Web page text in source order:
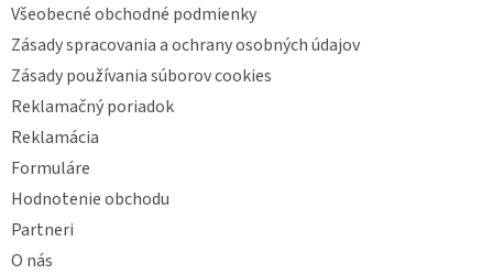
Všeobecné obchodné podmienky
Zásady spracovania a ochrany osobných údajov
Zásady používania súborov cookies
Reklamačný poriadok
Reklamácia
Formuláre
Hodnotenie obchodu
Partneri
O nás